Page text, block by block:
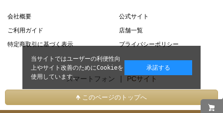
会社概要
公式サイト
ご利用ガイド
店舗一覧
特定商取引に基づく表示
プライバシーポリシー
スマートフォン | PCサイト
このページのトップへ
当サイトではユーザーの利便性向
上やサイト改善のためにCookieを
使用しています。
承諾する